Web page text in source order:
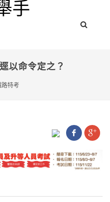
以命令定之？
路特考